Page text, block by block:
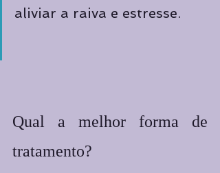
aliviar a raiva e estresse.
Qual a melhor forma de
tratamento?